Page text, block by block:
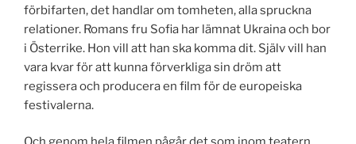
förbifarten, det handlar om tomheten, alla spruckna
relationer. Romans fru Sofia har lämnat Ukraina och bor
i Österrike. Hon vill att han ska komma dit. Själv vill han
vara kvar för att kunna förverkliga sin dröm att
regissera och producera en film för de europeiska
festivalerna.